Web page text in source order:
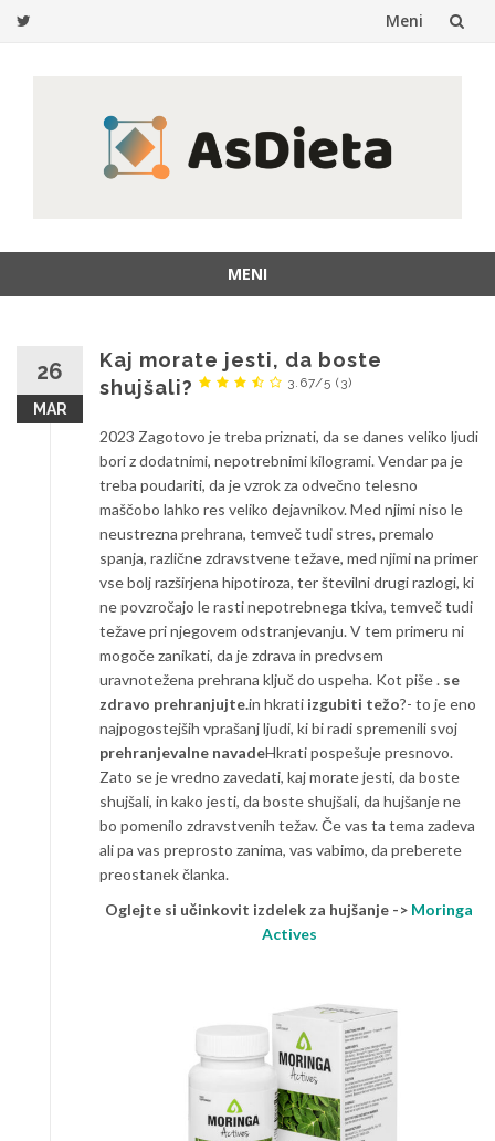
Meni
MENI
26
MAR
Kaj morate jesti, da boste
shujšali?
3.67/5 (3)
2023 Zagotovo je treba priznati, da se danes veliko ljudi
bori z dodatnimi, nepotrebnimi kilogrami. Vendar pa je
treba poudariti, da je vzrok za odvečno telesno
maščobo lahko res veliko dejavnikov. Med njimi niso le
neustrezna prehrana, temveč tudi stres, premalo
spanja, različne zdravstvene težave, med njimi na primer
vse bolj razširjena hipotiroza, ter številni drugi razlogi, ki
ne povzročajo le rasti nepotrebnega tkiva, temveč tudi
težave pri njegovem odstranjevanju. V tem primeru ni
mogoče zanikati, da je zdrava in predvsem
uravnotežena prehrana ključ do uspeha. Kot piše . se
zdravo prehranjujte.in hkrati izgubiti težo?- to je eno
najpogostejših vprašanj ljudi, ki bi radi spremenili svoj
prehranjevalne navadeHkrati pospešuje presnovo.
Zato se je vredno zavedati, kaj morate jesti, da boste
shujšali, in kako jesti, da boste shujšali, da hujšanje ne
bo pomenilo zdravstvenih težav. Če vas ta tema zadeva
ali pa vas preprosto zanima, vas vabimo, da preberete
preostanek članka.
Oglejte si učinkovit izdelek za hujšanje -> Moringa
Actives